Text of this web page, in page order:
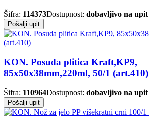
Šifra: 114373Dostupnost: dobavljivo na upit
Pošalji upit
KON. Posuda plitica Kraft,KP9,
85x50x38mm,220ml, 50/1 (art.410)
Šifra: 110964Dostupnost: dobavljivo na upit
Pošalji upit